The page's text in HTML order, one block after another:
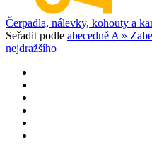
Čerpadla, nálevky, kohouty a
Seřadit podle abecedně A » Z
nejdražšího